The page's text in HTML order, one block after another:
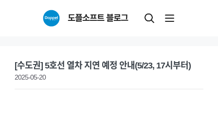
도플소프트 블로그
[수도권] 5호선 열차 지연 예정 안내(5/23, 17시부터)
2025-05-20